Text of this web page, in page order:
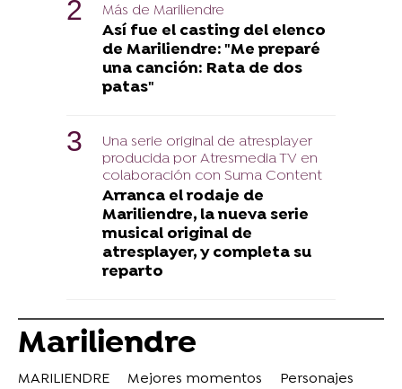
Más de Mariliendre
Así fue el casting del elenco
de Mariliendre: "Me preparé
una canción: Rata de dos
patas"
Una serie original de atresplayer
producida por Atresmedia TV en
colaboración con Suma Content
Arranca el rodaje de
Mariliendre, la nueva serie
musical original de
atresplayer, y completa su
reparto
Mariliendre
MARILIENDRE Mejores momentos
Personajes